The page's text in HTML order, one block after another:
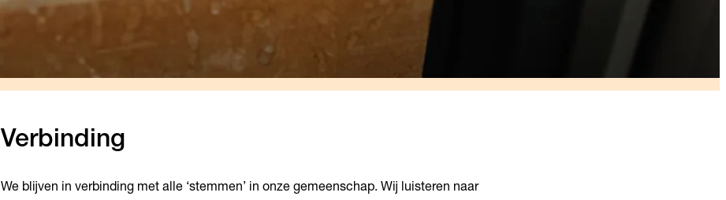
Verbinding
We blijven in verbinding met alle ‘stemmen’ in onze gemeenschap. Wij luisteren naar